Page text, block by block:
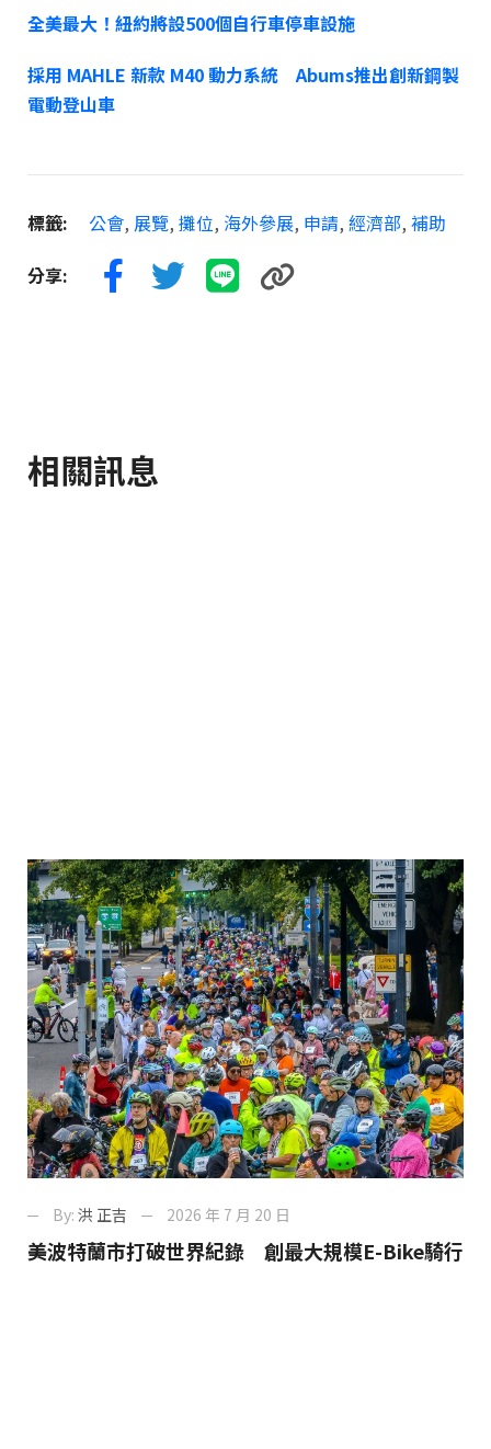
全美最大！紐約將設500個自行車停車設施
採用 MAHLE 新款 M40 動力系統 Abums推出創新鋼製
電動登山車
標籤: 公會, 展覽, 攤位, 海外參展, 申請, 經濟部, 補助
分享:
相關訊息
By: 洪 正吉 2026 年 7 月 20 日
美波特蘭市打破世界紀錄 創最大規模E-Bike騎行